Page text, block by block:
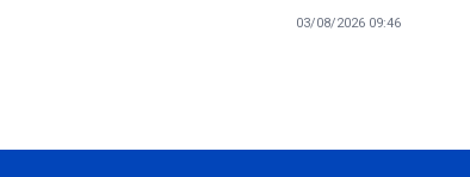
03/08/2026 09:46